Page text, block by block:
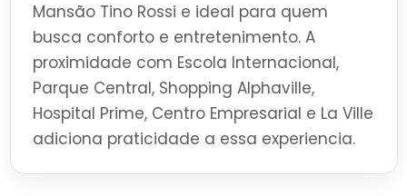
Mansão Tino Rossi e ideal para quem
busca conforto e entretenimento. A
proximidade com Escola Internacional,
Parque Central, Shopping Alphaville,
Hospital Prime, Centro Empresarial e La Ville
adiciona praticidade a essa experiencia.